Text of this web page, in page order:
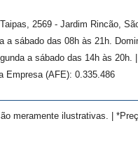
2569 - Jardim Rincão,
a sábado das 08h às 21h.
a sábado das 14h às 20h. |
Empresa (AFE): 0.335.486
meramente ilustrativas. |